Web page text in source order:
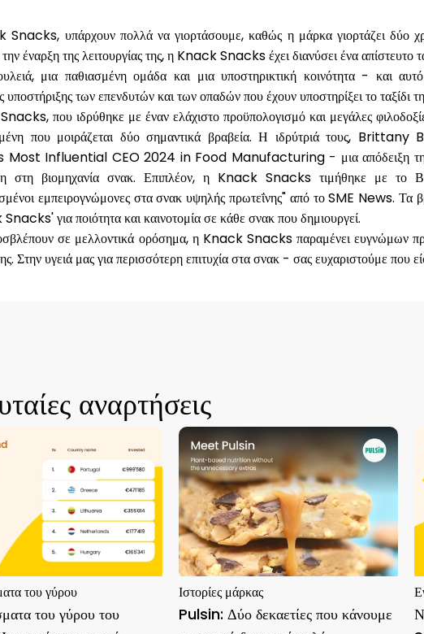
υπάρχουν πολλά να γιορτάσουμε, καθώς η μάρκα γιορτάζειδύο
έναρξη της λειτουργίας της, η Knack Snacks έχει διανύσει ένα απίστευτο
μια παθιασμένη ομάδα και μια υποστηρικτική κοινότητα - και
υποστήριξης των επενδυτών και των οπαδών που έχουν υποστηρίξει το
που ιδρύθηκε με έναν ελάχιστο προϋπολογισμό και μεγάλες
που μοιράζεται δύο σημαντικά βραβεία. Η ιδρύτριά τους,
Most Influential CEO 2024 in Food Manufacturing- μια απόδειξη
στη βιομηχανία σνακ. Επιπλέον, η Knack Snacks τιμήθηκε με το
εμπειρογνώμονες στα σνακ υψηλής πρωτεΐνης" από το SME News. Τα
για ποιότητα και καινοτομία σε κάθε σνακ που δημιουργεί.
σε μελλοντικά ορόσημα, η Knack Snacks παραμένει ευγνώμων
Στην υγειά μας για περισσότερη επιτυχία στα σνακ - σας ευχαριστούμε που
αναρτήσεις
του γύρου
του γύρου του
Ιστορίες μάρκας
Pulsin: Δύο δεκαετίες που κάνουμε